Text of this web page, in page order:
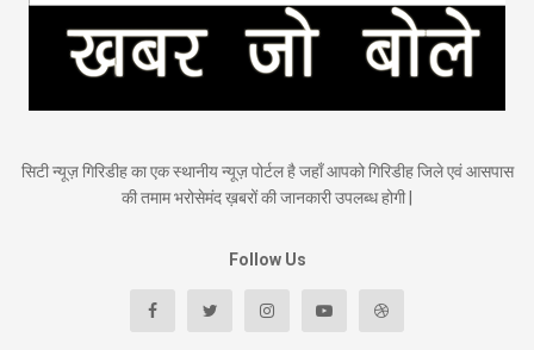
सिटी न्यूज़ गिरिडीह का एक स्थानीय न्यूज़ पोर्टल है जहाँ आपको गिरिडीह जिले एवं आसपास
की तमाम भरोसेमंद ख़बरों की जानकारी उपलब्ध होगी |
Follow Us